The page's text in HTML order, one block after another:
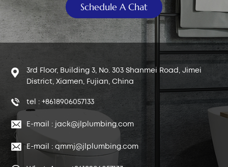
Schedule A Chat
3rd Floor, Building 3, No. 303 Shanmei Road, Jimei
District, Xiamen, Fujian, China
tel : +8618906057133
E-mail : jack@jlplumbing.com
E-mail : qmmj@jlplumbing.com